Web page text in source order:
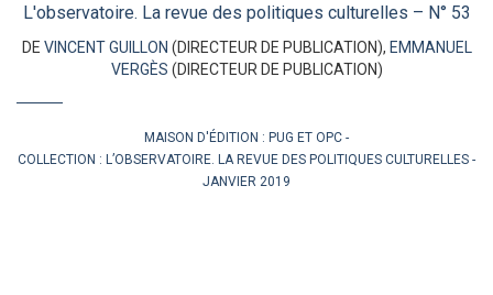
L'observatoire. La revue des politiques culturelles – N° 53
DE VINCENT GUILLON (DIRECTEUR DE PUBLICATION), EMMANUEL
VERGÈS (DIRECTEUR DE PUBLICATION)
MAISON D'ÉDITION : PUG ET OPC
COLLECTION : L’OBSERVATOIRE. LA REVUE DES POLITIQUES CULTURELLES
JANVIER 2019